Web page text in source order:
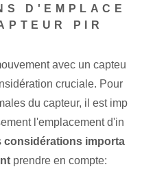
D'EMPLACE
PIR
avec un capteu
cruciale. Pour
du capteur, il est imp
l'emplacement d'in
considérations importa
prendre en compte: